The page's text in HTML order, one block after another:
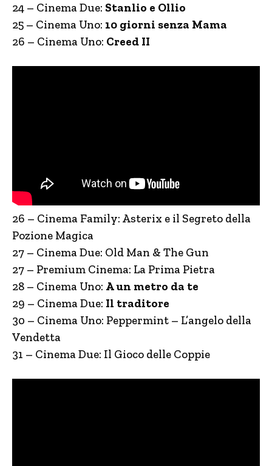
24 – Cinema Due: Stanlio e Ollio
25 – Cinema Uno: 10 giorni senza Mama
26 – Cinema Uno: Creed II
26 – Cinema Family: Asterix e il Segreto della
Pozione Magica
27 – Cinema Due: Old Man & The Gun
27 – Premium Cinema: La Prima Pietra
28 – Cinema Uno: A un metro da te
29 – Cinema Due: Il traditore
30 – Cinema Uno: Peppermint – L’angelo della
Vendetta
31 – Cinema Due: Il Gioco delle Coppie